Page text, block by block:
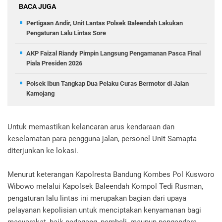
BACA JUGA
Pertigaan Andir, Unit Lantas Polsek Baleendah Lakukan
Pengaturan Lalu Lintas Sore
AKP Faizal Riandy Pimpin Langsung Pengamanan Pasca Final
Piala Presiden 2026
Polsek Ibun Tangkap Dua Pelaku Curas Bermotor di Jalan
Kamojang
Untuk memastikan kelancaran arus kendaraan dan
keselamatan para pengguna jalan, personel Unit Samapta
diterjunkan ke lokasi.
Menurut keterangan Kapolresta Bandung Kombes Pol Kusworo
Wibowo melalui Kapolsek Baleendah Kompol Tedi Rusman,
pengaturan lalu lintas ini merupakan bagian dari upaya
pelayanan kepolisian untuk menciptakan kenyamanan bagi